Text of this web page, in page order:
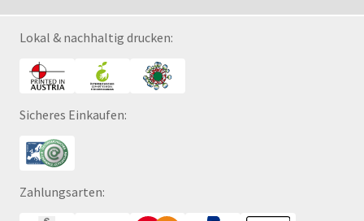
Lokal & nachhaltig drucken:
Sicheres Einkaufen:
Zahlungsarten: